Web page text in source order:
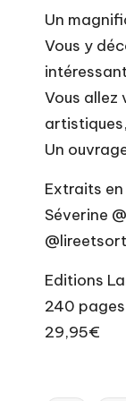
Un
Vous y
Vous allez
Un
Extraits
Séverine
Editions
240 pages
29,95€